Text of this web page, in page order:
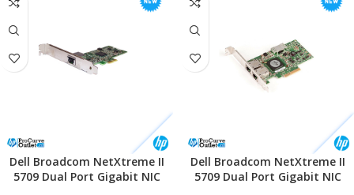
Dell Broadcom NetXtreme II
5709 Dual Port Gigabit NIC
Dell Broadcom NetXtreme II
5709 Dual Port Gigabit NIC